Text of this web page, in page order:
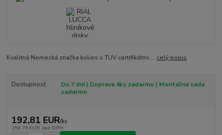
Kvalitná Nemecká značka kolies s TUV certifikátmi ... celý popis
Dostupnosť
Do 7 dní | Doprava 4ks zadarmo | Montážna sada
zadarmo
192,81 EUR/ks
156,76 EUR bez DPH